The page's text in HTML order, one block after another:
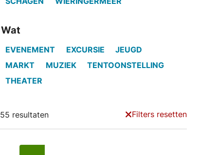
Wat
EVENEMENT EXCURSIE
JEUGD
MARKT
MUZIEK
TENTOONSTELLING
THEATER
55 resultaten Filters resetten